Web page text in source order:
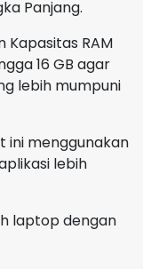
Panjang.
RAM
16 GB agar
lebih mumpuni
menggunakan
lebih
laptop dengan